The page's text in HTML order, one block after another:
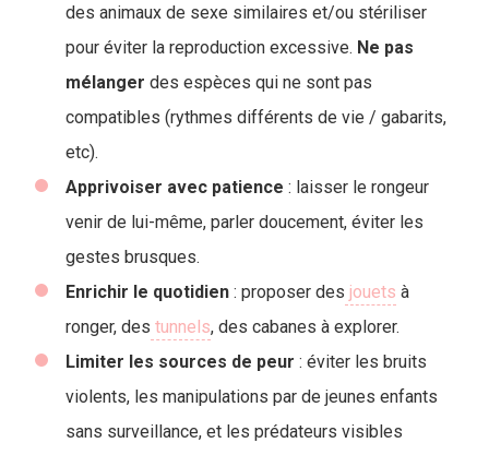
des animaux de sexe similaires et/ou stériliser
pour éviter la reproduction excessive. Ne pas
mélanger des espèces qui ne sont pas
compatibles (rythmes différents de vie / gabarits,
etc).
Apprivoiser avec patience : laisser le rongeur
venir de lui-même, parler doucement, éviter les
gestes brusques.
Enrichir le quotidien : proposer des jouets à
ronger, des tunnels, des cabanes à explorer.
Limiter les sources de peur : éviter les bruits
violents, les manipulations par de jeunes enfants
sans surveillance, et les prédateurs visibles